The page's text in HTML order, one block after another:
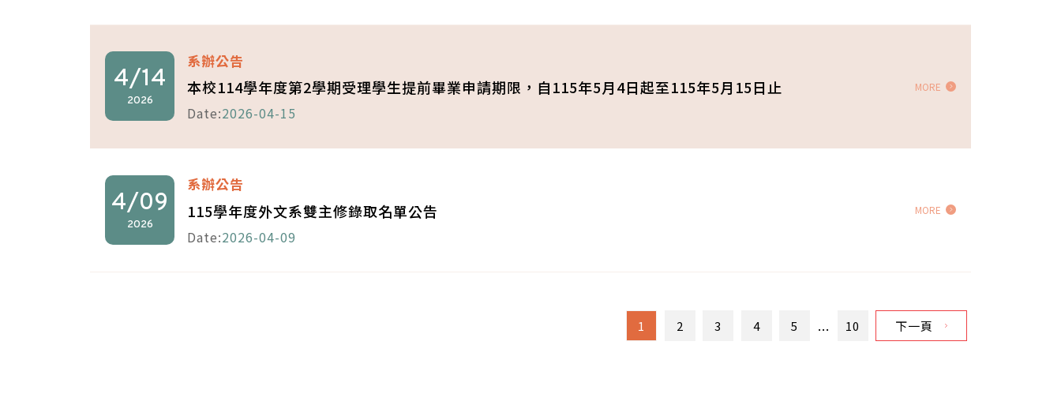
4/14
2026
系辦公告
本校114學年度第2學期受理學生提前畢業申請期限，自115年5月4日起至115年5月15日止
Date:2026-04-15
MORE
4/09
2026
系辦公告
115學年度外文系雙主修錄取名單公告
Date:2026-04-09
MORE
1 2 3 4 5 ... 10 下一頁